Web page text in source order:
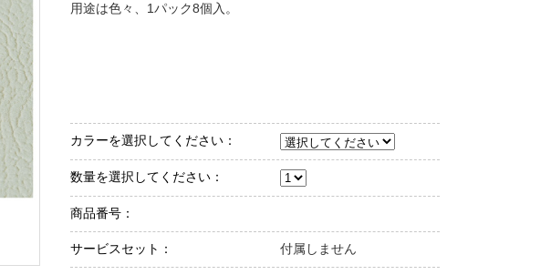
用途は色々、1パック8個入。
カラーを選択してください：
数量を選択してください：
商品番号：
サービスセット： 付属しません